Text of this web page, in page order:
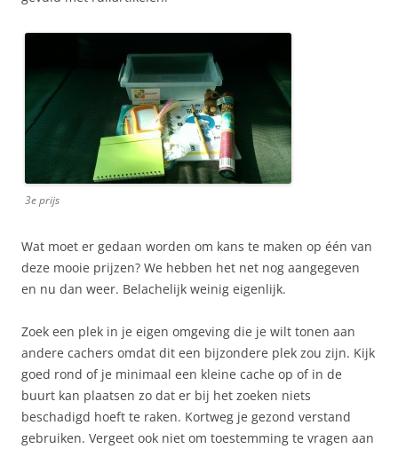
3e prijs
Wat moet er gedaan worden om kans te maken op één van
deze mooie prijzen? We hebben het net nog aangegeven
en nu dan weer. Belachelijk weinig eigenlijk.
Zoek een plek in je eigen omgeving die je wilt tonen aan
andere cachers omdat dit een bijzondere plek zou zijn. Kijk
goed rond of je minimaal een kleine cache op of in de
buurt kan plaatsen zo dat er bij het zoeken niets
beschadigd hoeft te raken. Kortweg je gezond verstand
gebruiken. Vergeet ook niet om toestemming te vragen aan